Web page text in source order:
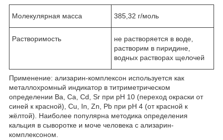
Молекулярная масса 385,32 г/моль
Растворимость
не растворяется в воде,
растворим в пиридине,
водных растворах щелочей
Применение: ализарин-комплексон используется как
металлохромный индикатор в титриметрическом
определении Ва, Са, Сd, Sr при рН 10 (переход окраски от
синей к красной), Сu, In, Zn, Pb при рН 4 (от красной к
жёлтой). Наиболее популярна методика определения
кальция в сыворотке и моче человека с ализарин-
комплексоном.